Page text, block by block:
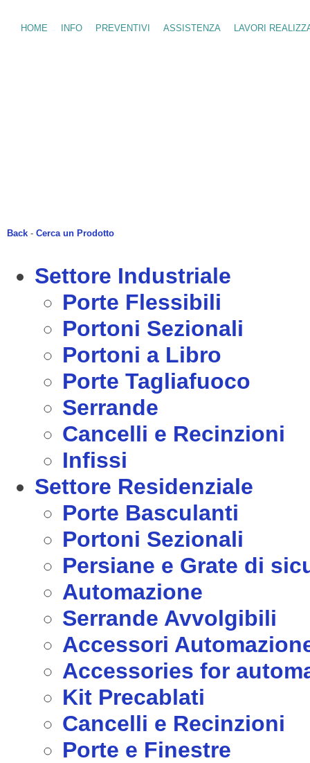
HOME INFO PREVENTIVI ASSISTENZA LAVORI
Back - Cerca un Prodotto
Settore Industriale
Porte Flessibili
Portoni Sezionali
Portoni a Libro
Porte Tagliafuoco
Serrande
Cancelli e Recinzioni
Infissi
Settore Residenziale
Porte Basculanti
Portoni Sezionali
Persiane e Grate di
Automazione
Serrande Avvolgibili
Accessori
Accessories for
Kit Precablati
Cancelli e Recinzioni
Porte e Finestre